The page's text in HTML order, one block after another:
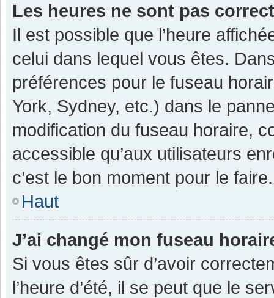
Les heures ne sont pas
Il est possible que l’heure
celui dans lequel vous êtes.
préférences pour le fuseau
York, Sydney, etc.) dans le
modification du fuseau horaire,
accessible qu’aux utilisateurs
c’est le bon moment pour le faire.
Haut
J’ai changé mon fuseau
Si vous êtes sûr d’avoir
l’heure d’été, il se peut que le